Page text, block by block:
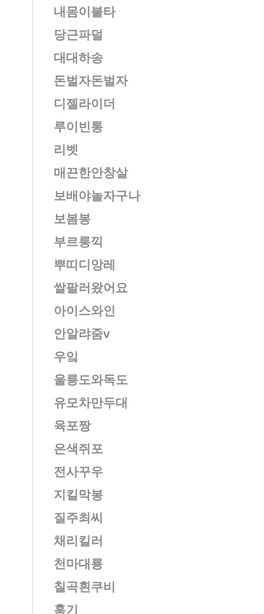
내몸이불타
당근파덜
대대하송
돈벌자돈벌자
디젤라이더
루이빈통
리벳
매끈한안창살
보배야놀자구나
보봄봉
부르릉끽
뿌띠디앙레
쌀팔러왔어요
아이스와인
안알랴줌v
우잌
울릉도와독도
유모차만두대
육포짱
은색쥐포
전사꾸우
지킬막봉
질주최씨
채리킬러
천마대룡
칠곡흰쿠비
훅기